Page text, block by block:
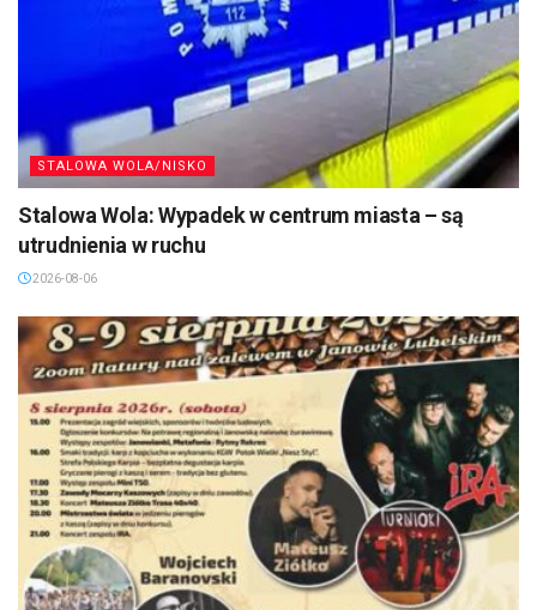
STALOWA WOLA/NISKO
Stalowa Wola: Wypadek w centrum miasta – są
utrudnienia w ruchu
2026-08-06